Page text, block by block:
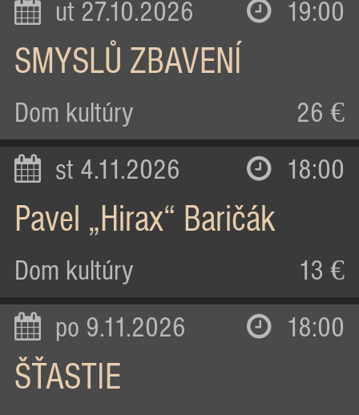
ut 27.10.2026 19:00
SMYSLŮ ZBAVENÍ
Dom kultúry 26 €
st 4.11.2026 18:00
Pavel „Hirax“ Baričák
Dom kultúry 13 €
po 9.11.2026 18:00
ŠŤASTIE